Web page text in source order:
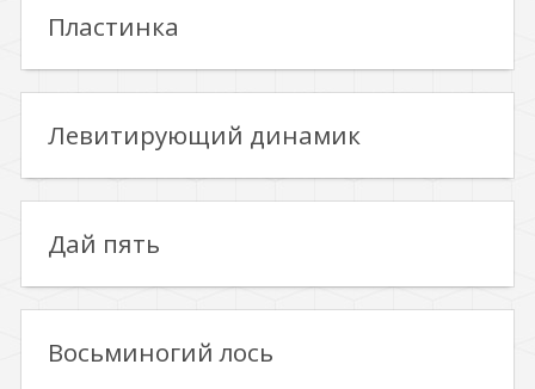
Пластинка
Левитирующий динамик
Дай пять
Восьминогий лось